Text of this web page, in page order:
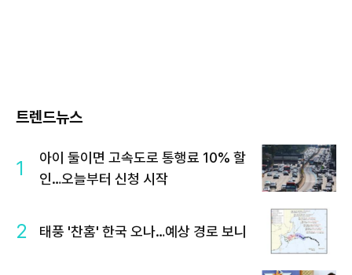
트렌드뉴스
1
아이 둘이면 고속도로 통행료 10% 할
인…오늘부터 신청 시작
2 태풍 '찬홈' 한국 오나…예상 경로 보니